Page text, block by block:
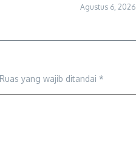
Agustus 6, 2026
Ruas yang wajib ditandai *